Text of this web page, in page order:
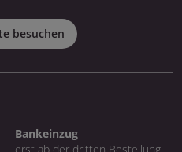
besuchen
Bankeinzug